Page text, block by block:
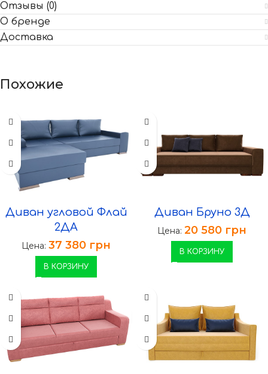
Отзывы (0)
О бренде
Доставка
Похожие
Диван угловой Флай
2ДА
Цена: 37 380 грн
В КОРЗИНУ
Диван Бруно 3Д
Цена: 20 580 грн
В КОРЗИНУ